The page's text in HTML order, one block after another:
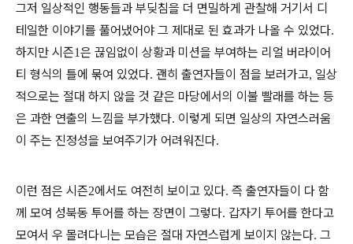
그저 일상적인 행동들과 부딪침을 더 면밀하게 관찰해 거기서 디
테일한 이야기를 풀어냈어야 그 제대로 된 효과가 나올 수 있었다.
하지만 시즌1은 끊임없이 상황과 미션을 부여하는 리얼 버라이어
티 형식의 틀에 묶여 있었다. 괜히 출연자들이 점을 보러가고, 일상
적으로는 절대 하지 않을 것 같은 마당에서의 이불 빨래를 하는 등
은 과한 연출의 느낌을 부가했다. 이렇게 되면 일상의 자연스러움
이 주는 진정성을 보여주기가 어려워진다.
이런 점은 시즌2에서도 여전히 보이고 있다. 즉 출연자들이 다 함
께 모여 성북동 투어를 하는 장면이 그렇다. 갑자기 투어를 한다고
모여서 우 몰려다니는 모습은 절대 자연스럽게 보이지 않는다. 그